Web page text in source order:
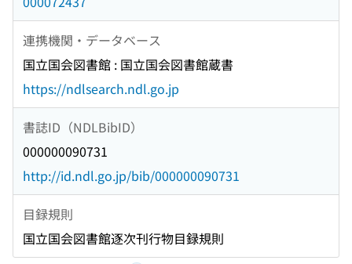
連携機関・データベース
国立国会図書館 : 国立国会図書館蔵書
https://ndlsearch.ndl.go.jp
書誌ID（NDLBibID）
000000090731
http://id.ndl.go.jp/bib/000000090731
目録規則
国立国会図書館逐次刊行物目録規則